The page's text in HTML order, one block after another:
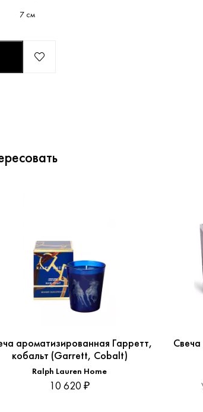
7 см
ароматизированная Гарретт,
кобальт (Garrett, Cobalt)
Ralph Lauren Home
10 620 ₽
Свеча